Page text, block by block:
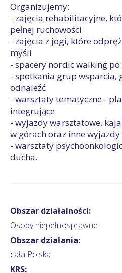
Organizujemy:
- zajęcia rehabilitacyjne,
pełnej ruchowości
- zajęcia z jogi, które
myśli
- spacery nordic walking
- spotkania grup wsparcia,
odnaleźć
- warsztaty tematyczne -
integrujące
- wyjazdy warsztatowe,
w górach oraz inne wyjazdy
- warsztaty
ducha.
Obszar działalności:
Osoby niepełnosprawne
Obszar działania:
cała Polska
KRS: